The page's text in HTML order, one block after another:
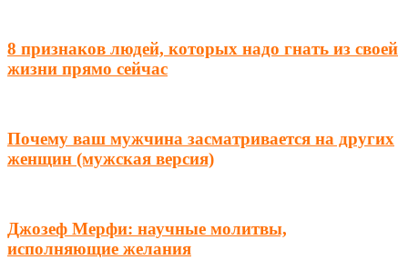
8 признаков людей, которых надо гнать из своей
жизни прямо сейчас
Почему ваш мужчина засматривается на других
женщин (мужская версия)
Джозеф Мерфи: научные молитвы,
исполняющие желания